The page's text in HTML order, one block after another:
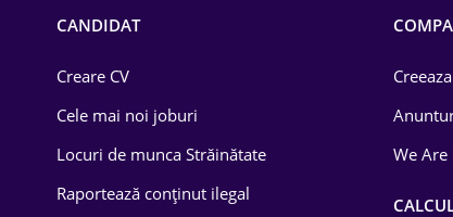
Mașini / Auto
CANDIDAT
Creare CV
Cele mai noi joburi
Locuri de munca Străinătate
Raportează conținut ilegal
We Are